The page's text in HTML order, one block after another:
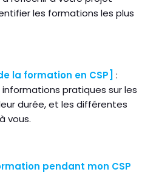
les formations les plus
la formation en CSP]
:
pratiques sur les
durée, et les différentes
vous.
pendant mon CSP